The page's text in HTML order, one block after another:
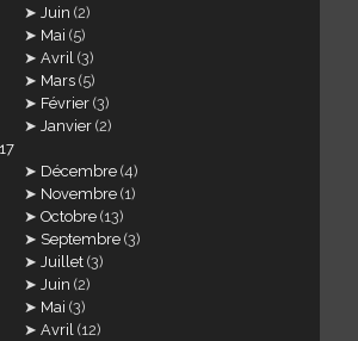
Juin (2)
Mai (5)
Avril (3)
Mars (5)
Février (3)
Janvier (2)
Décembre (4)
Novembre (1)
Octobre (13)
Septembre (3)
Juillet (3)
Juin (2)
Mai (3)
Avril (12)